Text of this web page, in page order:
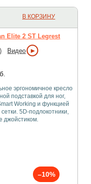
В КОРЗИНУ
Elite 2 ST Legrest
Видео ►
эргономичное кресло
подставкой для ног,
Working и функцией
5D-подлокотники,
джойстиком.
–10%